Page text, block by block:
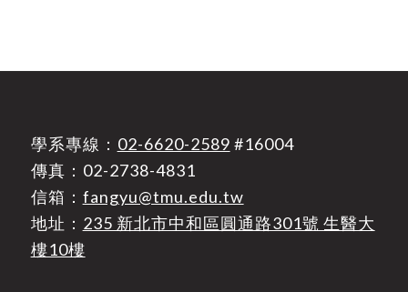
學系專線： 02-6620-2589 #16004
傳真：02-2738-4831
信箱： fangyu@tmu.edu.tw
地址： 235 新北市中和區圓通路301號 生醫大
樓10樓